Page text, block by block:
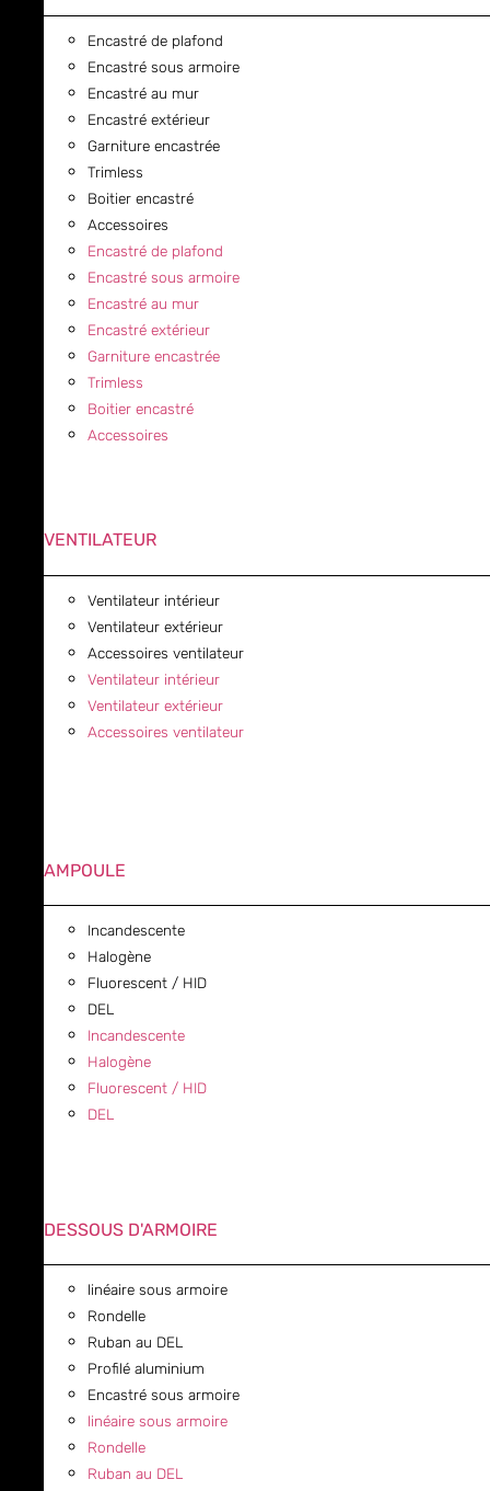
Encastré de plafond
Encastré sous armoire
Encastré au mur
Encastré extérieur
Garniture encastrée
Trimless
Boitier encastré
Accessoires
Encastré de plafond
Encastré sous armoire
Encastré au mur
Encastré extérieur
Garniture encastrée
Trimless
Boitier encastré
Accessoires
VENTILATEUR
Ventilateur intérieur
Ventilateur extérieur
Accessoires ventilateur
Ventilateur intérieur
Ventilateur extérieur
Accessoires ventilateur
AMPOULE
Incandescente
Halogène
Fluorescent / HID
DEL
Incandescente
Halogène
Fluorescent / HID
DEL
DESSOUS D'ARMOIRE
linéaire sous armoire
Rondelle
Ruban au DEL
Profilé aluminium
Encastré sous armoire
linéaire sous armoire
Rondelle
Ruban au DEL